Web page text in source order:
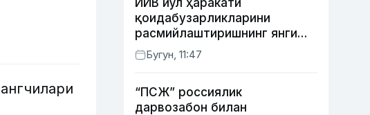
ИИВ йўл ҳаракати
қоидабузарликларини
расмийлаштиришнинг янги
тартибини таклиф қилди
Бугун, 11:47
“ПСЖ” россиялик
дарвозабон билан